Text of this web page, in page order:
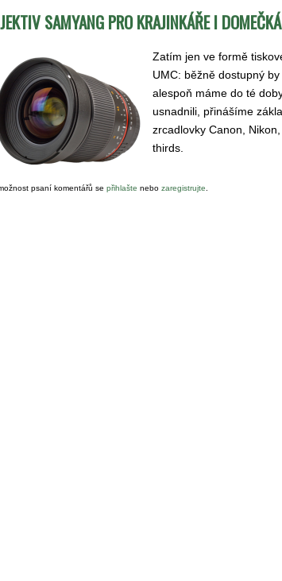
SAMYANG PRO KRAJINKÁŘE I
Zatím jen ve formě
UMC: běžně dostupný
alespoň máme do té
usnadnili, přinášíme
zrcadlovky Canon,
thirds.
psaní komentářů se přihlašte nebo zaregistrujte